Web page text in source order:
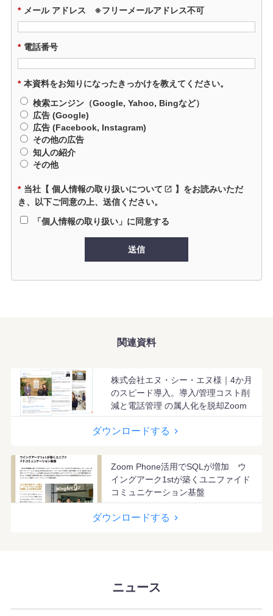
* メール アドレス ※フリーメールアドレス不可
* 電話番号
* 本資料をお知りになったきっかけを教えてください。
検索エンジン（Google, Yahoo, Bingなど）
広告 (Google)
広告 (Facebook, Instagram)
その他の広告
知人の紹介
その他
* 当社【 個人情報の取り扱いについて
】をお読みいただ
き、以下ご同意の上、送信ください。
「個人情報の取り扱い」に同意する
送信
関連資料
株式会社エヌ・シー・エヌ様｜4か月
のスピード導入。導入/管理コスト削
減と電話管理 の属人化を脱却Zoom
のクラウド PBXソリューション
ダウンロードする
Zoom Phone活用でSQLが増加 ウ
イングアーク1stが築くユニファイド
コミュニケーション基盤
ダウンロードする
ニュース